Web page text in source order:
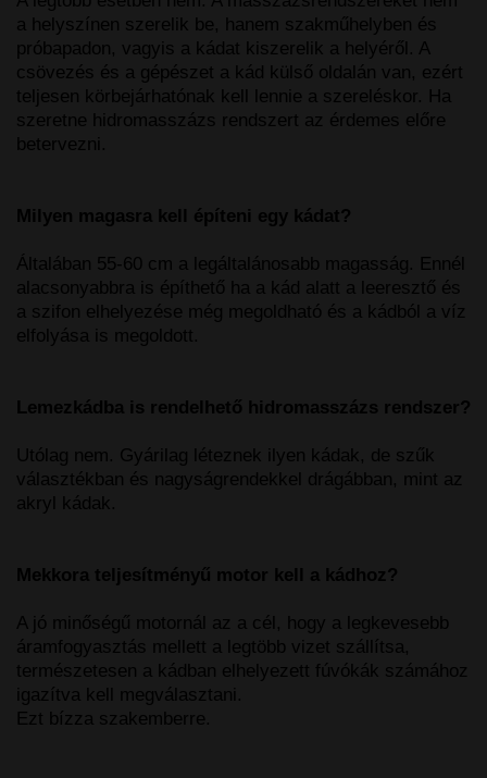
a helyszínen szerelik be, hanem szakműhelyben és
próbapadon, vagyis a kádat kiszerelik a helyéről. A
csövezés és a gépészet a kád külső oldalán van, ezért
teljesen körbejárhatónak kell lennie a szereléskor. Ha
szeretne hidromasszázs rendszert az érdemes előre
betervezni.
Milyen magasra kell építeni egy kádat?
Általában 55-60 cm a legáltalánosabb magasság. Ennél
alacsonyabbra is építhető ha a kád alatt a leeresztő és
a szifon elhelyezése még megoldható és a kádból a víz
elfolyása is megoldott.
Lemezkádba is rendelhető hidromasszázs rendszer?
Utólag nem. Gyárilag léteznek ilyen kádak, de szűk
választékban és nagyságrendekkel drágábban, mint az
akryl kádak.
Mekkora teljesítményű motor kell a kádhoz?
A jó minőségű motornál az a cél, hogy a legkevesebb
áramfogyasztás mellett a legtöbb vizet szállítsa,
természetesen a kádban elhelyezett fúvókák számához
igazítva kell megválasztani.
Ezt bízza szakemberre.